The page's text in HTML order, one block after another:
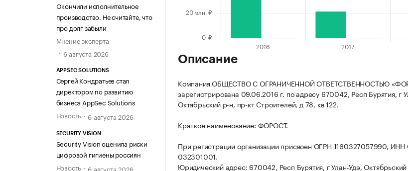
Окончили исполнительное
производство. Не считайте, что
про долг забыли
Мнение эксперта
6 августа 2026
APPSEC SOLUTIONS
Сергей Кондратьев стал
директором по развитию
бизнеса AppSec Solutions
Новость
6 августа 2026
SECURITY VISION
Security Vision оценила риски
цифровой гигиены россиян
Новость
6 августа 2026
Описание
Компания ОБЩЕСТВО С ОГРАНИЧЕННОЙ ОТВЕТСТВЕННОСТЬЮ
зарегистрирована 09.06.2016 г. по адресу 670042, Респ Бурятия, г
Октябрьский р-н, пр-кт Строителей, д 78, кв 122.
Краткое наименование: ФОРОСТ.
При регистрации организации присвоен ОГРН 1160327057990,
032301001.
Юридический адрес: 670042, Респ Бурятия, г Улан-Удэ,